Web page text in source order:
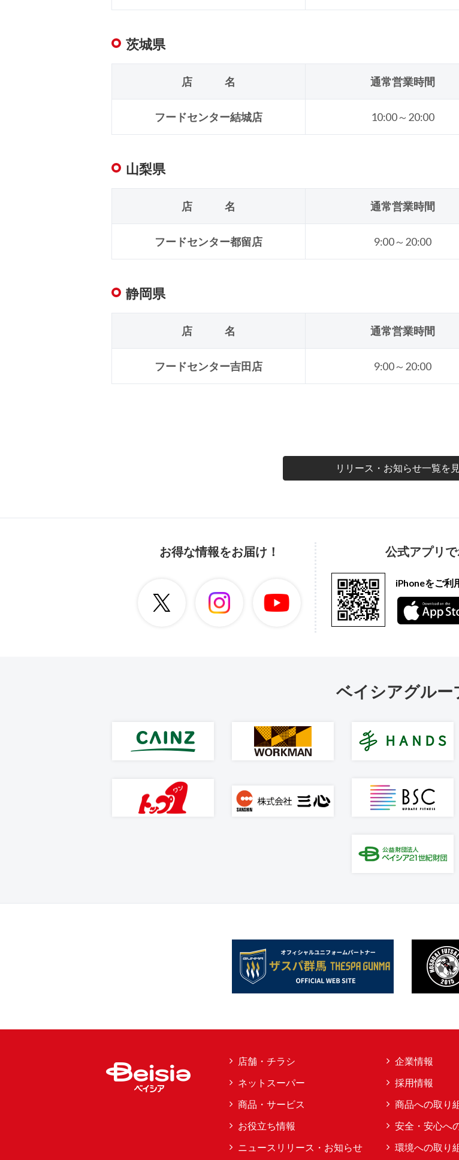
茨城県
店 名 通常営業時間
フードセンター結城店 10:00～20:00
山梨県
店 名 通常営業時間
フードセンター都留店 9:00～20:00
静岡県
店 名 通常営業時間
フードセンター吉田店 9:00～20:00
リリース・お知らせ一覧を
お得な情報をお届け！ 公式アプリ
iPhoneをご利
ベイシアグルー
店舗・チラシ
ネットスーパー
商品・サービス
お役立ち情報
ニュースリリース・お知らせ
企業情報
採用情報
商品への取り
安全・安心へ
環境への取り